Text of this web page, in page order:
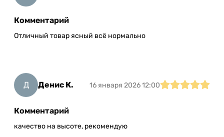
Комментарий
Отличный товар ясный всё нормально
Д Денис К. 16 января 2026 12:00
Комментарий
качество на высоте, рекомендую